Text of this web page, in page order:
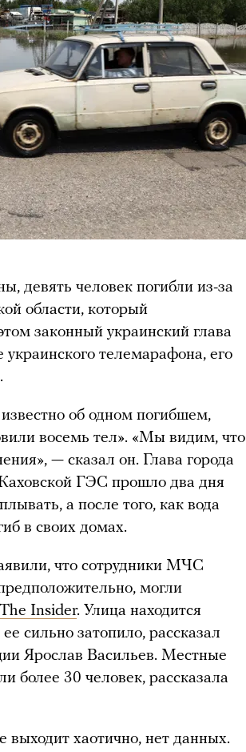
девять человек погибли из-за
области, который
законный украинский глава
телемарафона, его
об одном погибшем,
восемь тел». «Мы видим, что
— сказал он. Глава города
ГЭС прошло два дня
а после того, как вода
в своих домах.
что сотрудники МЧС
могли
The Insider. Улица находится
сильно затопило, рассказал
Ярослав Васильев. Местные
более 30 человек, рассказала
выходит хаотично, нет данных.